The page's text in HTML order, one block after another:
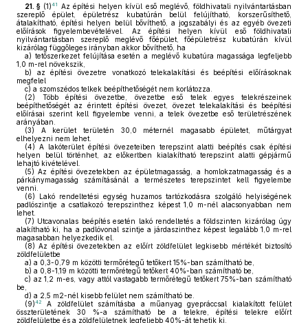
21. § (1)41
Az építési helyen kívül eső meglévő, földhivatali nyilvántartásban
szereplő épület, épületrész kubatúrán belül felújítható, korszerűsíthető,
átalakítható, építési helyen belül bővíthető, a jogszabályi és az egyéb övezeti
előírások figyelembevételével. Az építési helyen kívül eső földhivatali
nyilvántartásban szereplő meglévő főépület, főépületrész kubatúrán kívül
kizárólag függőleges irányban akkor bővíthető, ha
a) tetőszerkezet felújítása esetén a meglévő kubatúra magassága legfeljebb
1,0 m-rel növekszik,
b) az építési övezetre vonatkozó telekalakítási és beépítési előírásoknak
megfelel
c) a szomszédos telkek beépíthetőségét nem korlátozza.
(2) Több építési övezetbe, övezetbe eső telek egyes telekrészeinek
beépíthetőségét az érintett építési övezet, övezet telekalakítási és beépítési
előírásai szerint kell figyelembe venni, a telek övezetbe eső területrészének
arányában.
(3) A kerület területén 30,0 méternél magasabb épületet, műtárgyat
elhelyezni nem lehet.
(4) A lakóterület építési övezeteiben terepszint alatti beépítés csak építési
helyen belül történhet, az előkertben kialakítható terepszint alatti gépjármű
lehajtó kivételével.
(5) Az építési övezetekben az épületmagasság, a homlokzatmagasság és a
párkánymagasság számításánál a természetes terepszintet kell figyelembe
venni.
(6) Lakó rendeltetési egység huzamos tartózkodásra szolgáló helyiségének
padlószintje a csatlakozó terepszinthez képest 1,0 m-nél alacsonyabban nem
lehet.
(7) Utcavonalas beépítés esetén lakó rendeltetés a földszinten kizárólag úgy
alakítható ki, ha a padlóvonal szintje a járdaszinthez képest legalább 1,0 m-rel
magasabban helyezkedik el.
(8) Az építési övezetekben az előírt zöldfelület legkisebb mértékét biztosító
zöldfelületbe
a) a 0,3-0,79 m közötti termőrétegű tetőkert 15%-ban számítható be,
b) a 0,8-1,19 m közötti termőrétegű tetőkert 40%-ban számítható be,
c) az 1,2 m-es, vagy attól vastagabb termőrétegű tetőkert 75%-ban számítható
be,
d) a 2,5 m2-nél kisebb felület nem számítható be.
(9)42
A zöldfelület számításba a műanyag gyepráccsal kialakított felület
összterületének 30 %-a számítható be a telekre, építési telekre előírt
zöldfelületbe és a zöldfelületnek legfeljebb 40%-át tehetik ki.